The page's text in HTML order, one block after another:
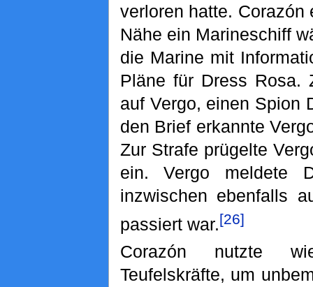
verloren hatte.
Nähe ein Marineschiff
die Marine mit
Pläne für Dress Rosa.
auf Vergo, einen Spion
den Brief erkannte
Zur Strafe prügelte
ein. Vergo meldete
inzwischen ebenfalls
passiert war.[26]
Corazón nutzte
Teufelskräfte, um